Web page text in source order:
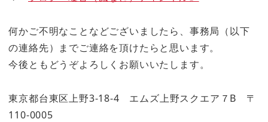
何かご不明なことなどございましたら、事務局（以下
の連絡先）までご連絡を頂けたらと思います。
今後ともどうぞよろしくお願いいたします。
東京都台東区上野3-18-4 エムズ上野スクエア７B 〒
110-0005